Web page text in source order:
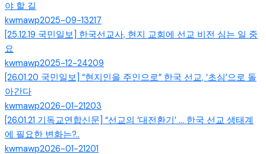
야 할 길
kwmawp2025-09-13217
[25.12.19 국민일보] 한국선교사, 현지 교회에 선교 비전 심는 일 중
요
kwmawp2025-12-24209
[26.01.20 국민일보] “현지인을 주인으로” 한국 선교, ‘초심’으로 돌
아간다
kwmawp2026-01-21203
[26.01.21 기독교연합신문] “선교의 ‘대전환기’ … 한국 선교 생태계
에 필요한 변화는?..
kwmawp2026-01-21201